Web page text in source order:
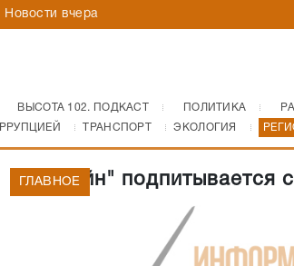
Новости вчера
ВЫСОТА 102. ПОДКАСТ ПОЛИТИКА
ТРАНСПОРТ ЭКОЛОГИЯ
"Билайн" подпитывается
ГЛАВНОЕ